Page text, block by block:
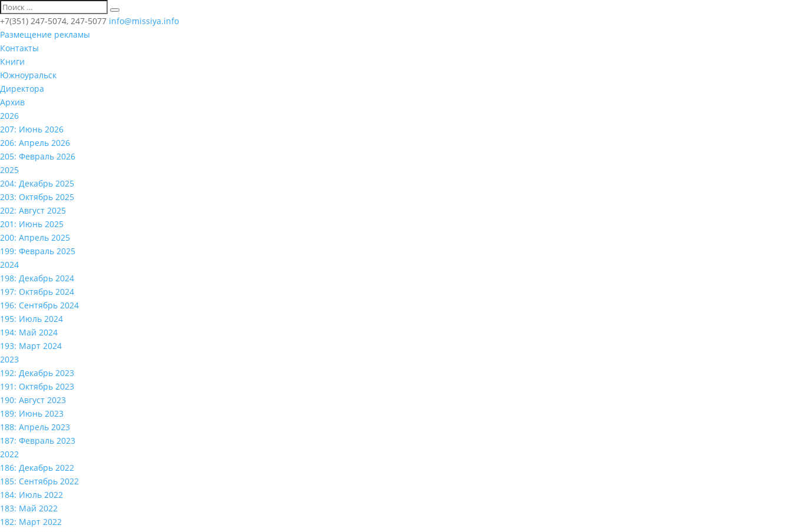
+7(351) 247-5074, 247-5077 info@missiya.info
Размещение рекламы
Контакты
Книги
Южноуральск
Директора
Архив
2026
207: Июнь 2026
206: Апрель 2026
205: Февраль 2026
2025
204: Декабрь 2025
203: Октябрь 2025
202: Август 2025
201: Июнь 2025
200: Апрель 2025
199: Февраль 2025
2024
198: Декабрь 2024
197: Октябрь 2024
196: Сентябрь 2024
195: Июль 2024
194: Май 2024
193: Март 2024
2023
192: Декабрь 2023
191: Октябрь 2023
190: Август 2023
189: Июнь 2023
188: Апрель 2023
187: Февраль 2023
2022
186: Декабрь 2022
185: Сентябрь 2022
184: Июль 2022
183: Май 2022
182: Март 2022